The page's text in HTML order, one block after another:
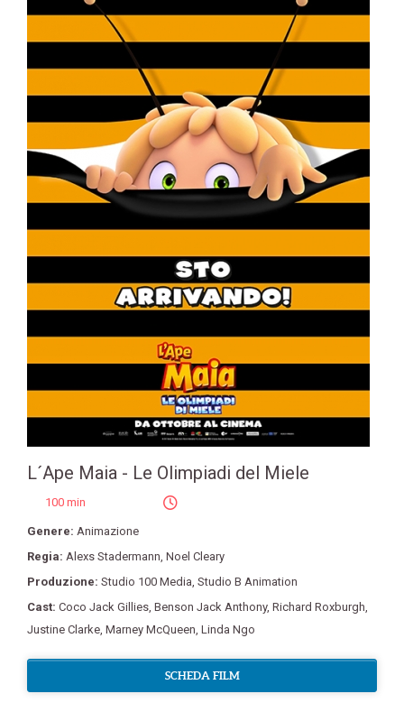
L´Ape Maia - Le Olimpiadi del Miele
100 min
Genere: Animazione
Regia: Alexs Stadermann Noel Cleary
Produzione: Studio 100 Media Studio B Animation
Cast: Coco Jack Gillies Benson Jack Anthony, Richard Roxburgh
Justine Clarke Marney McQueen Linda Ngo
SCHEDA FILM